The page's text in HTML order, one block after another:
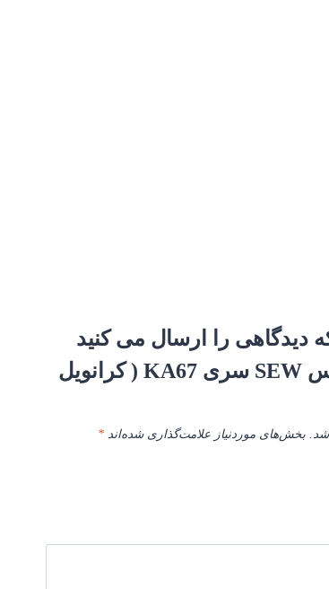
دیدگاهی را ارسال می کنید
برای “الکتروگیربکس SEW سری KA67 ( کرانویل
شد. بخش‌های موردنیاز علامت‌گذاری شده‌اند*